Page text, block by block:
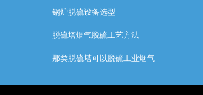
锅炉脱硫设备选型
脱硫塔烟气脱硫工艺方法
那类脱硫塔可以脱硫工业烟气